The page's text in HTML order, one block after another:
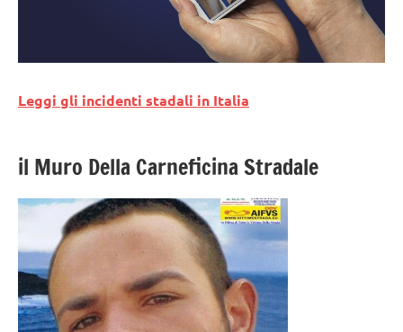
Leggi gli incidenti stadali in Italia
il Muro Della Carneficina Stradale